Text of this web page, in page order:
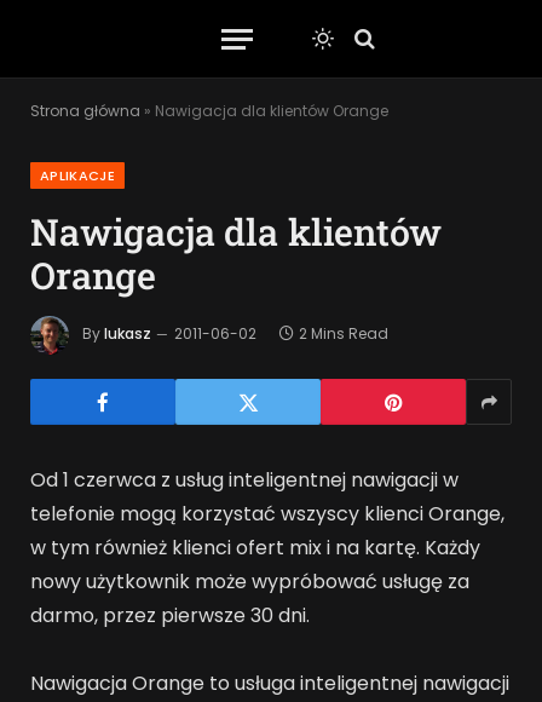
Strona główna » Nawigacja dla klientów Orange
APLIKACJE
Nawigacja dla klientów
Orange
Bylukasz 2011-06-02 2 Mins Read
Od 1 czerwca z usług inteligentnej nawigacji w
telefonie mogą korzystać wszyscy klienci Orange,
w tym również klienci ofert mix i na kartę. Każdy
nowy użytkownik może wypróbować usługę za
darmo, przez pierwsze 30 dni.
Nawigacja Orange to usługa inteligentnej nawigacji